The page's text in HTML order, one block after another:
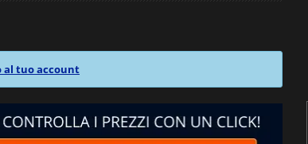
al tuo account